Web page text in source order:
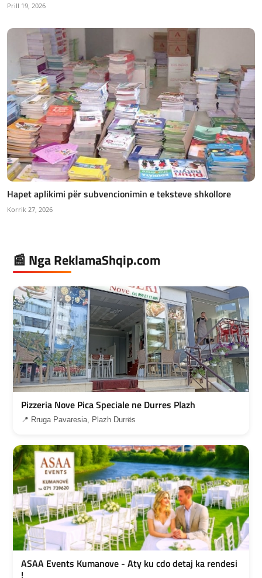
Prill 19, 2026
Hapet aplikimi për subvencionimin e teksteve shkollore
Korrik 27, 2026
📰 Nga ReklamaShqip.com
Pizzeria Nove Pica Speciale ne Durres Plazh
📍 Rruga Pavaresia, Plazh Durrës
ASAA Events Kumanove - Aty ku cdo detaj ka rendesi
!